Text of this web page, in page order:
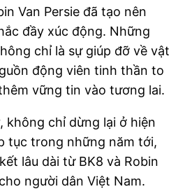
Van Persie đã tạo nên
đầy xúc động. Những
chỉ là sự giúp đỡ về vật
động viên tinh thần to
vững tin vào tương lai.
không chỉ dừng lại ở hiện
tục trong những năm tới,
lâu dài từ BK8 và Robin
người dân Việt Nam.